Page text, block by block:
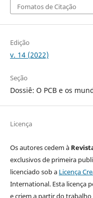
Fomatos de Citação
Edição
v. 14 (2022)
Seção
Dossiê: O PCB e os
Licença
Os autores cedem à
exclusivos de primeira
licenciado sob a Licença
International. Esta licença
e criem a partir do